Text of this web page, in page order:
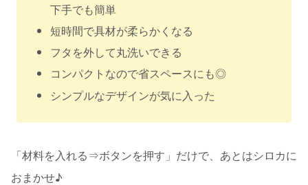
下手でも簡単
短時間で具材が柔らかくなる
フタを外して丸洗いできる
コンパクトなので省スペースにも◎
シンプルなデザインが気に入った
「材料を入れる⇒ボタンを押す」だけで、あとはシロカに
おまかせ♪